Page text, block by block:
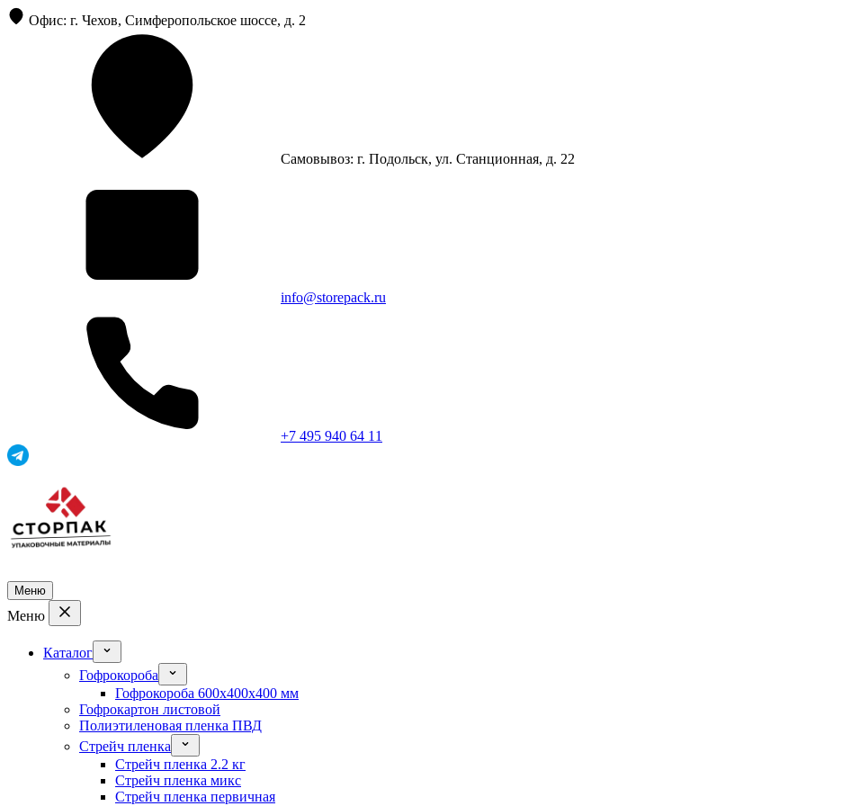
Офис: г. Чехов, Симферопольское шоссе, д. 2
Самовывоз: г. Подольск, ул. Станционная, д. 22
info@storepack.ru
+7 495 940 64 11
Меню
Меню
Каталог
Гофрокороба
Гофрокороба 600x400x400 мм
Гофрокартон листовой
Полиэтиленовая пленка ПВД
Стрейч пленка
Стрейч пленка 2.2 кг
Стрейч пленка микс
Стрейч пленка первичная